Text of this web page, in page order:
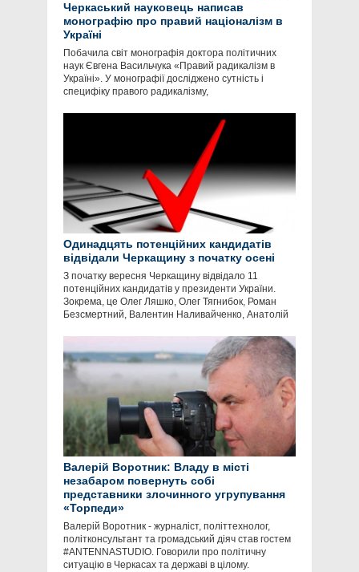
Черкаський науковець написав
монографію про правий націоналізм в
Україні
Побачила світ монографія доктора політичних
наук Євгена Васильчука «Правий радикалізм в
Україні». У монографії досліджено сутність і
специфіку правого радикалізму,
Одинадцять потенційних кандидатів
відвідали Черкащину з початку осені
З початку вересня Черкащину відвідало 11
потенційних кандидатів у президенти України.
Зокрема, це Олег Ляшко, Олег Тягнибок, Роман
Безсмертний, Валентин Наливайченко, Анатолій
Валерій Воротник: Владу в місті
незабаром повернуть собі
представники злочинного угрупування
«Торпеди»
Валерій Воротник - журналіст, політтехнолог,
політконсультант та громадський діяч став гостем
#ANTENNASTUDIO. Говорили про політичну
ситуацію в Черкасах та державі в цілому.